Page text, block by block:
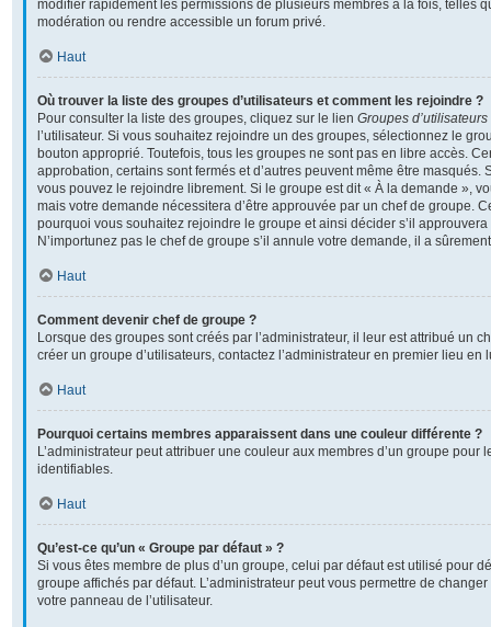
modifier rapidement les permissions de plusieurs membres à la fois, telles
modération ou rendre accessible un forum privé.
Haut
Où trouver la liste des groupes d’utilisateurs et comment les rejoindre ?
Pour consulter la liste des groupes, cliquez sur le lien Groupes d’utilisateurs
l’utilisateur. Si vous souhaitez rejoindre un des groupes, sélectionnez le
bouton approprié. Toutefois, tous les groupes ne sont pas en libre accès.
approbation, certains sont fermés et d’autres peuvent même être masqués.
vous pouvez le rejoindre librement. Si le groupe est dit « À la demande »,
mais votre demande nécessitera d’être approuvée par un chef de groupe.
pourquoi vous souhaitez rejoindre le groupe et ainsi décider s’il
N’importunez pas le chef de groupe s’il annule votre demande, il a
Haut
Comment devenir chef de groupe ?
Lorsque des groupes sont créés par l’administrateur, il leur est attribué un
créer un groupe d’utilisateurs, contactez l’administrateur en premier lieu
Haut
Pourquoi certains membres apparaissent dans une couleur différente ?
L’administrateur peut attribuer une couleur aux membres d’un groupe pour
identifiables.
Haut
Qu’est-ce qu’un « Groupe par défaut » ?
Si vous êtes membre de plus d’un groupe, celui par défaut est utilisé pour
groupe affichés par défaut. L’administrateur peut vous permettre de
votre panneau de l’utilisateur.